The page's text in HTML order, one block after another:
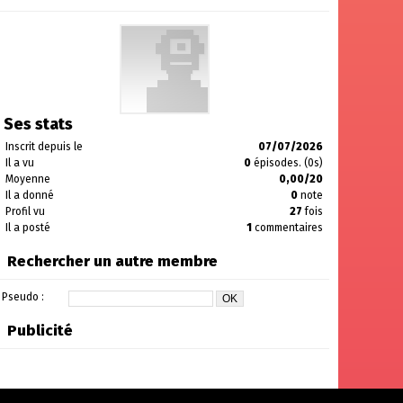
Ses stats
Inscrit depuis le
07/07/2026
Il a vu
0 épisodes. (0s)
Moyenne
0,00/20
Il a donné
0 note
Profil vu
27 fois
Il a posté
1 commentaires
Rechercher un autre membre
Pseudo :
Publicité